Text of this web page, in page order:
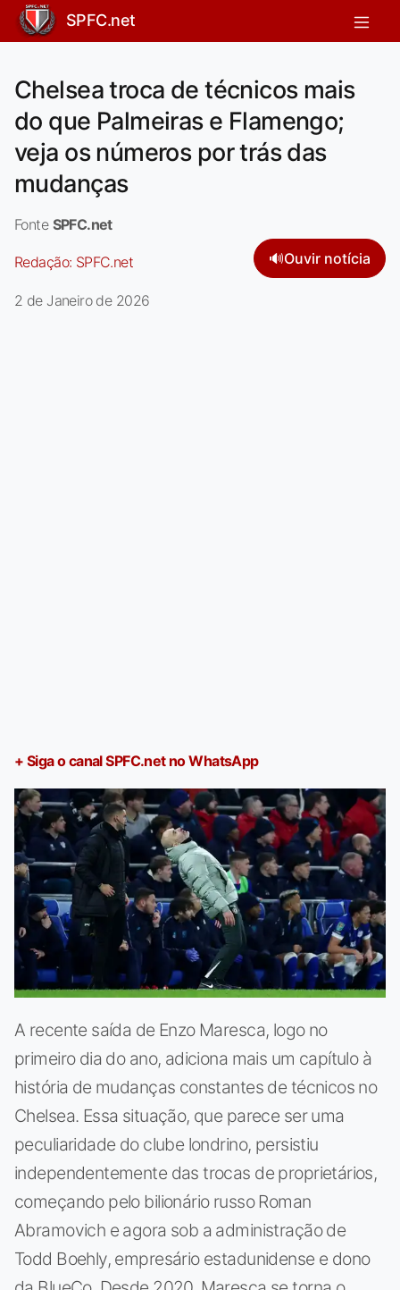
SPFC.net
Chelsea troca de técnicos mais
do que Palmeiras e Flamengo;
veja os números por trás das
mudanças
Fonte SPFC.net
Redação: SPFC.net 🔊Ouvir notícia
2 de Janeiro de 2026
+ Siga o canal SPFC.net no WhatsApp
A recente saída de Enzo Maresca, logo no
primeiro dia do ano, adiciona mais um capítulo à
história de mudanças constantes de técnicos no
Chelsea. Essa situação, que parece ser uma
peculiaridade do clube londrino, persistiu
independentemente das trocas de proprietários,
começando pelo bilionário russo Roman
Abramovich e agora sob a administração de
Todd Boehly, empresário estadunidense e dono